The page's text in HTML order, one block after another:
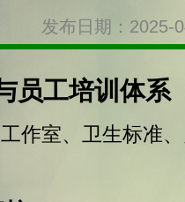
发布日期：
员工培训体系
作室、卫生标准